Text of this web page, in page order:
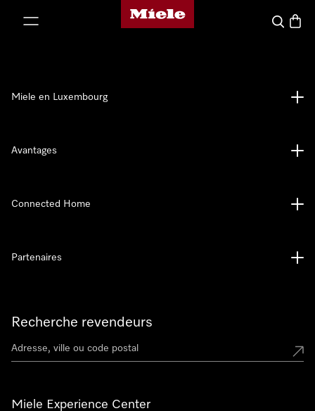
Page d'accueil de Miele
Panier
Recherche revendeurs
Miele Experience Center
Miele en Luxembourg
Avantages
Connected Home
Partenaires